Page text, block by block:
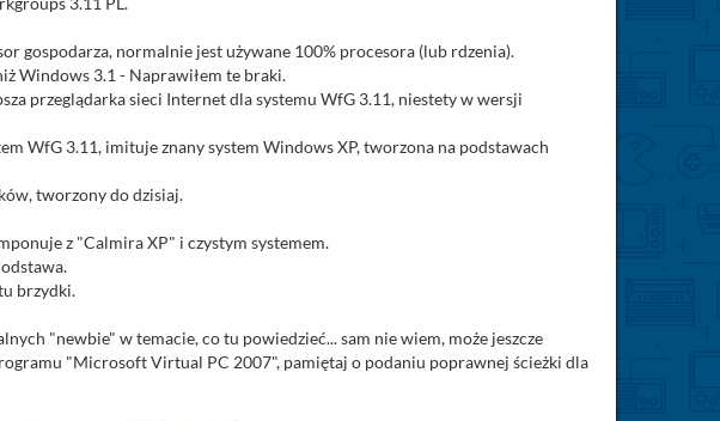
gospodarza, normalnie jest używane 100% procesora (lub rdzenia).
Windows 3.1 - Naprawiłem te braki.
przeglądarka sieci Internet dla systemu WfG 3.11, niestety w wersji
WfG 3.11, imituje znany system Windows XP, tworzona na podstawach
tworzony do dzisiaj.
z "Calmira XP" i czystym systemem.
brzydki.
"newbie" w temacie, co tu powiedzieć... sam nie wiem, może jeszcze
"Microsoft Virtual PC 2007", pamiętaj o podaniu poprawnej ścieżki dla